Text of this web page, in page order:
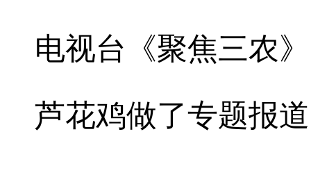
电视台《聚焦三农
芦花鸡做了专题报